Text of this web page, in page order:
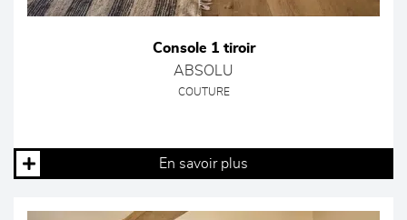
Console 1 tiroir
ABSOLU
COUTURE
En savoir plus